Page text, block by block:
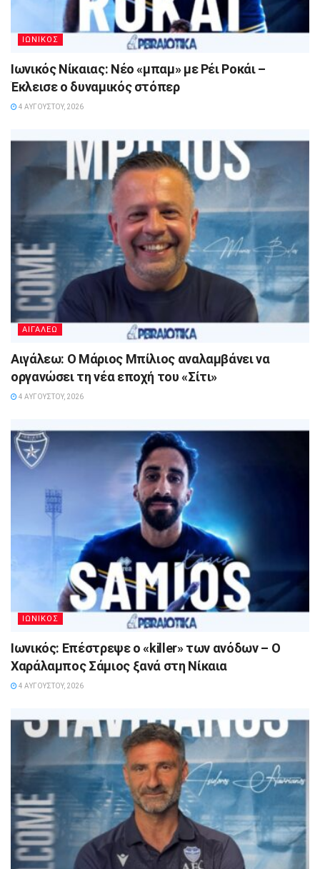
ΙΩΝΙΚΟΣ
Ιωνικός Νίκαιας: Νέο «μπαμ» με Ρέι Ροκάι –
Έκλεισε ο δυναμικός στόπερ
4 ΑΥΓΟΎΣΤΟΥ, 2026
ΑΙΓΑΛΕΩ
Αιγάλεω: Ο Μάριος Μπίλιος αναλαμβάνει να
οργανώσει τη νέα εποχή του «Σίτι»
4 ΑΥΓΟΎΣΤΟΥ, 2026
ΙΩΝΙΚΟΣ
Ιωνικός: Επέστρεψε ο «killer» των ανόδων – Ο
Χαράλαμπος Σάμιος ξανά στη Νίκαια
4 ΑΥΓΟΎΣΤΟΥ, 2026